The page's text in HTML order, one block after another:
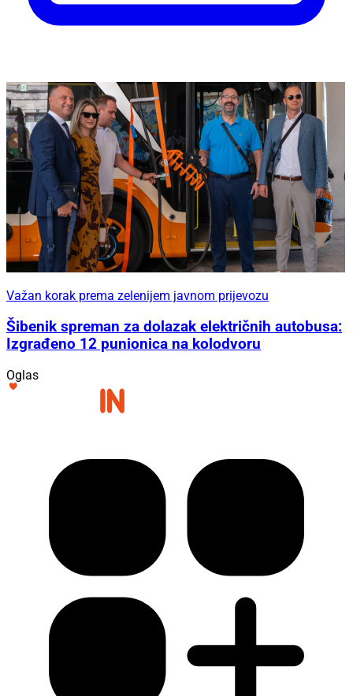
Važan korak prema zelenijem javnom prijevozu
Šibenik spreman za dolazak električnih autobusa:
Izgrađeno 12 punionica na kolodvoru
Oglas